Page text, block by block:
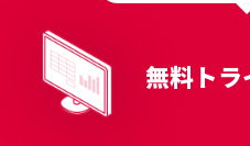
無料ト